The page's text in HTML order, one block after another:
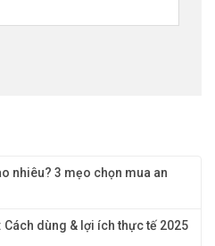
nhiêu? 3 mẹo chọn mua an
dùng & lợi ích thực tế 2025